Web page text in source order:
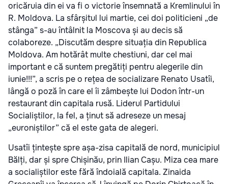
oricăruia din ei va fi o victorie însemnată a Kremlinului în
R. Moldova. La sfârșitul lui martie, cei doi politicieni „de
stânga” s-au întâlnit la Moscova și au decis să
colaboreze. „Discutăm despre situația din Republica
Moldova. Am hotărât multe chestiuni, dar cel mai
important e că suntem pregătiți pentru alegerile din
iunie!!!”, a scris pe o rețea de socializare Renato Usatîi,
lângă o poză în care el îi zâmbește lui Dodon într-un
restaurant din capitala rusă. Liderul Partidului
Socialiștilor, la fel, a ținut să adreseze un mesaj
„euroniștilor” că el este gata de alegeri.
Usatîi țintește spre așa-zisa capitală de nord, municipiul
Bălți, dar și spre Chișinău, prin Ilian Cașu. Miza cea mare
a socialiștilor este fără îndoială capitala. Zinaida